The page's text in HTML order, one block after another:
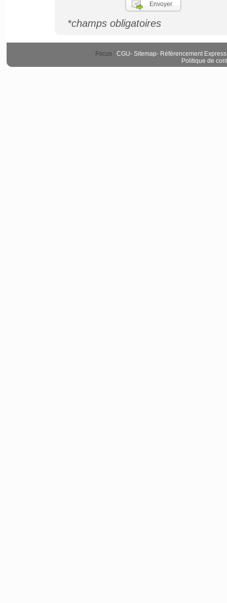
*champs obligatoires
Focus : CGU- Sitemap- Référencement Express
Politique de